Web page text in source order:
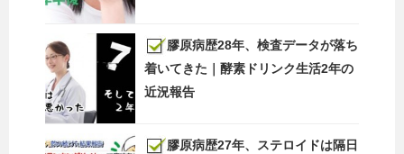
膠原病歴28年、検査データが落ち
着いてきた｜酵素ドリンク生活2年の
近況報告
膠原病歴27年、ステロイドは隔日